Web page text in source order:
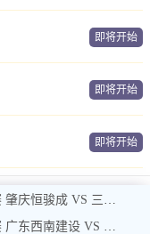
即将开始
即将开始
即将开始
08月04日 佛山西甲足球联赛32强淘汰赛 肇庆恒骏成 VS 三七互娱 全场录像
08月04日 佛山西甲足球联赛32强淘汰赛 广东西南建设 VS 香港圣徒 全场录像